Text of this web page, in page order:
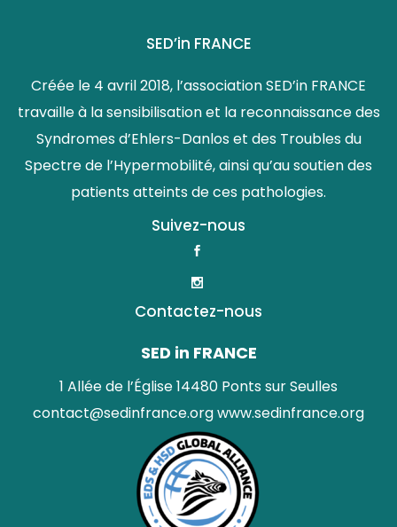
SED’in FRANCE
Créée le 4 avril 2018, l’association SED’in FRANCE
travaille à la sensibilisation et la reconnaissance des
Syndromes d’Ehlers-Danlos et des Troubles du
Spectre de l’Hypermobilité, ainsi qu’au soutien des
patients atteints de ces pathologies.
Suivez-nous
Contactez-nous
SED in FRANCE
1 Allée de l’Église 14480 Ponts sur Seulles
contact@sedinfrance.orgwww.sedinfrance.org